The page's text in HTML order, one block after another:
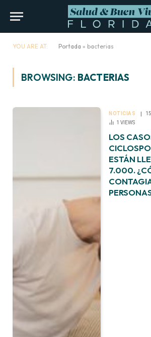
YOU ARE AT: Portada » bacterias
BROWSING: BACTERIAS
NOTICIAS
1VIEWS
LOS
ESTÁN
7.000.